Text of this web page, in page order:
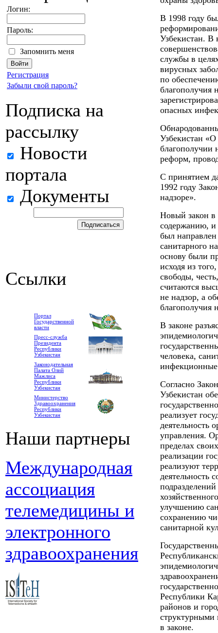
Логин:
Пароль:
Запомнить меня
Регистрация
Забыли свой пароль?
Подписка на
рассылку
Новости
портала
Документы
Ссылки
Портал
Государственной
власти
Пресс-служба
Президента
Республики
Узбекистан
Законодательная
Палата Олий
Мажлиса
Республики
Узбекистан
Министерство
Здравоохранения
Республики
Узбекистан
Наши партнеры
Международная
ассоциация
телемедицины и
электронного
здравоохранения
В 1998 году
Узбекистан. В
службы в
вирусных
по
благополучия
опасных
Узбекистан
благополучии
реформ,
С принятием
1992 году
надзоре».
Новый закон в
содержанию,
был направлен
санитарного
основу были
исходя из
свободы,
считаются
не надзор, а
благополучия
В законе
человека,
инфекционные
Согласно
Узбекистан
реализует
деятельность
управления.
пределах
реализации
реализуют
деятельность
улучшению
сохранению
санитарной
Республики
районов и
структурными
в законе.